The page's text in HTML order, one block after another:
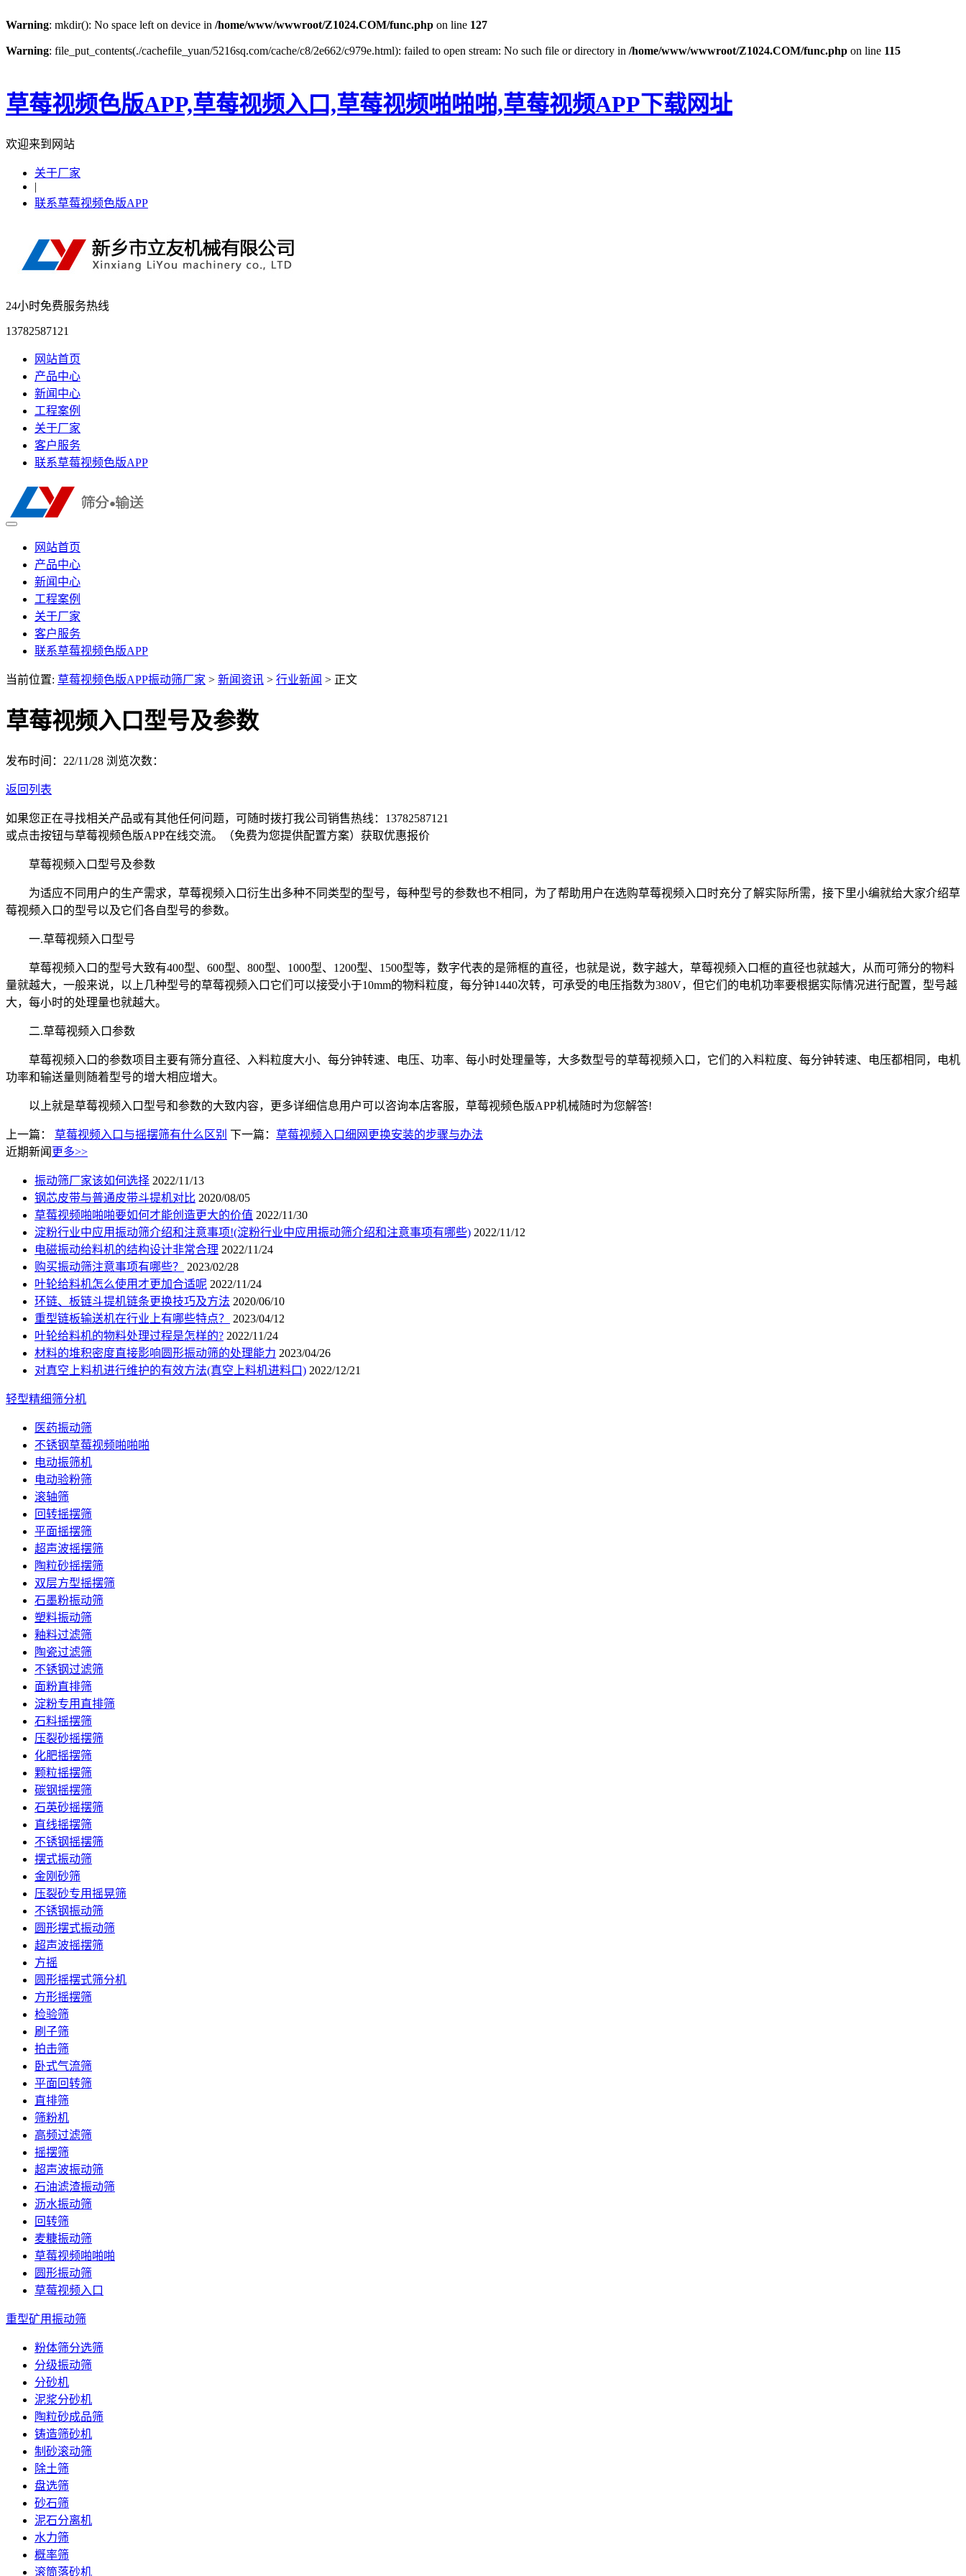
Warning: mkdir(): No space left on device in /home/www/wwwroot/Z1024.COM/func.php on line 127
Warning: file_put_contents(./cachefile_yuan/5216sq.com/cache/c8/2e662/c979e.html): failed to open stream: No such file or directory in /home/www/wwwroot/Z1024.COM/func.php on line 115
草莓视频色版APP,草莓视频入口,草莓视频啪啪啪,草莓视频APP下载网址
欢迎来到网站
关于厂家
|
联系草莓视频色版APP
24小时免费服务热线
13782587121
网站首页
产品中心
新闻中心
工程案例
关于厂家
客户服务
联系草莓视频色版APP
网站首页
产品中心
新闻中心
工程案例
关于厂家
客户服务
联系草莓视频色版APP
当前位置: 草莓视频色版APP振动筛厂家 > 新闻资讯 > 行业新闻 > 正文
草莓视频入口型号及参数
发布时间：22/11/28 浏览次数：
返回列表
如果您正在寻找相关产品或有其他任何问题，可随时拨打我公司销售热线： 13782587121
或点击按钮与草莓视频色版APP在线交流。（免费为您提供配置方案） 获取优惠报价
草莓视频入口型号及参数
为适应不同用户的生产需求，草莓视频入口衍生出多种不同类型的型号，每种型号的参数也不相同，为了帮助用户在选购草莓视频入口时充分了解实际所需，接下里小编就给大家介绍草
莓视频入口的型号以及它们各自型号的参数。
一.草莓视频入口型号
草莓视频入口的型号大致有400型、600型、800型、1000型、1200型、1500型等，数字代表的是筛框的直径，也就是说，数字越大，草莓视频入口框的直径也就越大，从而可筛分的物料
量就越大，一般来说，以上几种型号的草莓视频入口它们可以接受小于10mm的物料粒度，每分钟1440次转，可承受的电压指数为380V，但它们的电机功率要根据实际情况进行配置，型号越
大，每小时的处理量也就越大。
二.草莓视频入口参数
草莓视频入口的参数项目主要有筛分直径、入料粒度大小、每分钟转速、电压、功率、每小时处理量等，大多数型号的草莓视频入口，它们的入料粒度、每分钟转速、电压都相同，电机
功率和输送量则随着型号的增大相应增大。
以上就是草莓视频入口型号和参数的大致内容，更多详细信息用户可以咨询本店客服，草莓视频色版APP机械随时为您解答!
上一篇： 草莓视频入口与摇摆筛有什么区别 下一篇： 草莓视频入口细网更换安装的步骤与办法
近期新闻 更多>>
振动筛厂家该如何选择 2022/11/13
钢芯皮带与普通皮带斗提机对比 2020/08/05
草莓视频啪啪啪要如何才能创造更大的价值 2022/11/30
淀粉行业中应用振动筛介绍和注意事项!(淀粉行业中应用振动筛介绍和注意事项有哪些) 2022/11/12
电磁振动给料机的结构设计非常合理 2022/11/24
购买振动筛注意事项有哪些？
2023/02/28
叶轮给料机怎么使用才更加合适呢 2022/11/24
环链、板链斗提机链条更换技巧及方法 2020/06/10
重型链板输送机在行业上有哪些特点？
2023/04/12
叶轮给料机的物料处理过程是怎样的? 2022/11/24
材料的堆积密度直接影响圆形振动筛的处理能力 2023/04/26
对真空上料机进行维护的有效方法(真空上料机进料口) 2022/12/21
轻型精细筛分机
医药振动筛
不锈钢草莓视频啪啪啪
电动振筛机
电动验粉筛
滚轴筛
回转摇摆筛
平面摇摆筛
超声波摇摆筛
陶粒砂摇摆筛
双层方型摇摆筛
石墨粉振动筛
塑料振动筛
釉料过滤筛
陶瓷过滤筛
不锈钢过滤筛
面粉直排筛
淀粉专用直排筛
石料摇摆筛
压裂砂摇摆筛
化肥摇摆筛
颗粒摇摆筛
碳钢摇摆筛
石英砂摇摆筛
直线摇摆筛
不锈钢摇摆筛
摆式振动筛
金刚砂筛
压裂砂专用摇晃筛
不锈钢振动筛
圆形摆式振动筛
超声波摇摆筛
方摇
圆形摇摆式筛分机
方形摇摆筛
检验筛
刷子筛
拍击筛
卧式气流筛
平面回转筛
直排筛
筛粉机
高频过滤筛
摇摆筛
超声波振动筛
石油滤渣振动筛
沥水振动筛
回转筛
麦糠振动筛
草莓视频啪啪啪
圆形振动筛
草莓视频入口
重型矿用振动筛
粉体筛分选筛
分级振动筛
分砂机
泥浆分砂机
陶粒砂成品筛
铸造筛砂机
制砂滚动筛
除土筛
盘选筛
砂石筛
泥石分离机
水力筛
概率筛
滚筒落砂机